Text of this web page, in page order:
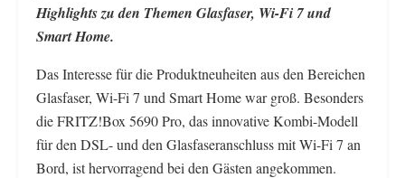
Highlights zu den Themen Glasfaser, Wi-Fi 7 und
Smart Home.
Das Interesse für die Produktneuheiten aus den Bereichen
Glasfaser, Wi-Fi 7 und Smart Home war groß. Besonders
die FRITZ!Box 5690 Pro, das innovative Kombi-Modell
für den DSL- und den Glasfaseranschluss mit Wi-Fi 7 an
Bord, ist hervorragend bei den Gästen angekommen.